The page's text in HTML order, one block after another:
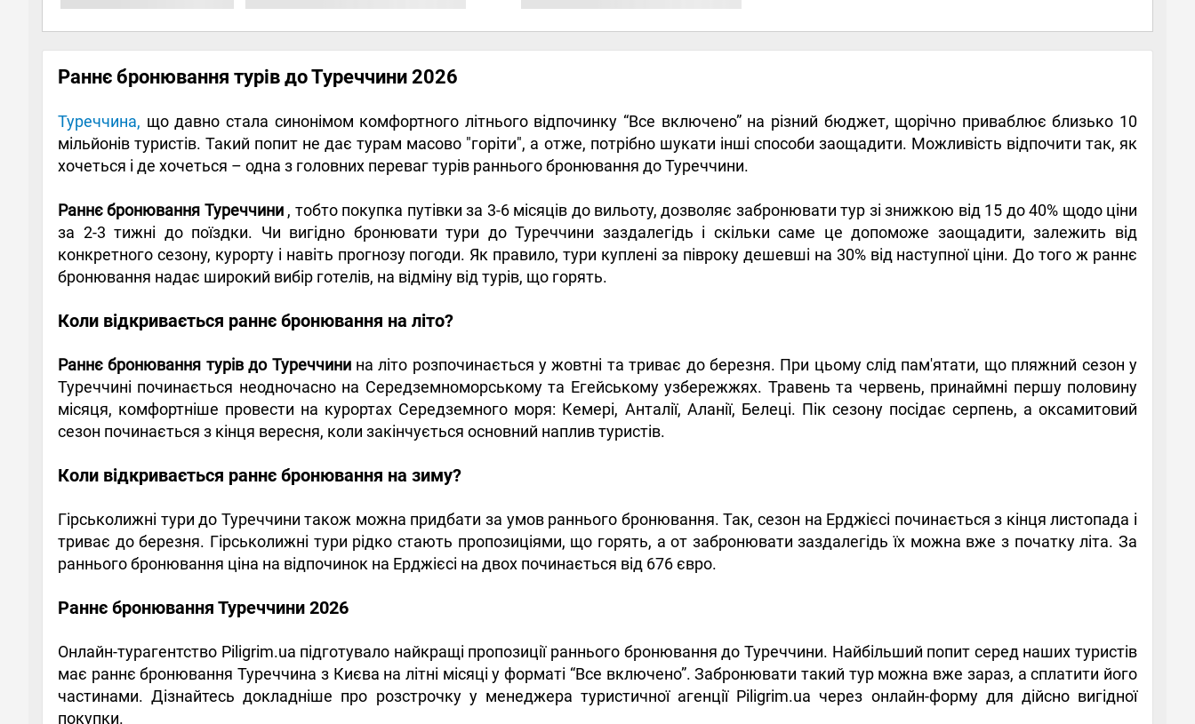
Раннє бронювання турів до Туреччини 2026
Туреччина, що давно стала синонімом комфортного літнього відпочинку “Все включено” на різний бюджет, щорічно приваблює близько 10
мільйонів туристів. Такий попит не дає турам масово "горіти", а отже, потрібно шукати інші способи заощадити. Можливість відпочити так, як
хочеться і де хочеться – одна з головних переваг турів раннього бронювання до Туреччини.
Раннє бронювання Туреччини, тобто покупка путівки за 3-6 місяців до вильоту, дозволяє забронювати тур зі знижкою від 15 до 40% щодо ціни
за 2-3 тижні до поїздки. Чи вигідно бронювати тури до Туреччини заздалегідь і скільки саме це допоможе заощадити, залежить від
конкретного сезону, курорту і навіть прогнозу погоди. Як правило, тури куплені за півроку дешевші на 30% від наступної ціни. До того ж раннє
бронювання надає широкий вибір готелів, на відміну від турів, що горять.
Коли відкривається раннє бронювання на літо?
Раннє бронювання турів до Туреччинина літо розпочинається у жовтні та триває до березня. При цьому слід пам'ятати, що пляжний сезон у
Туреччині починається неодночасно на Середземноморському та Егейському узбережжях. Травень та червень, принаймні першу половину
місяця, комфортніше провести на курортах Середземного моря: Кемері, Анталії, Аланії, Белеці. Пік сезону посідає серпень, а оксамитовий
сезон починається з кінця вересня, коли закінчується основний наплив туристів.
Коли відкривається раннє бронювання на зиму?
Гірськолижні тури до Туреччини також можна придбати за умов раннього бронювання. Так, сезон на Ерджієсі починається з кінця листопада і
триває до березня. Гірськолижні тури рідко стають пропозиціями, що горять, а от забронювати заздалегідь їх можна вже з початку літа. За
раннього бронювання ціна на відпочинок на Ерджієсі на двох починається від 676 євро.
Раннє бронювання Туреччини 2026
Онлайн-турагентство Piligrim.ua підготувало найкращі пропозиції раннього бронювання до Туреччини. Найбільший попит серед наших туристів
має раннє бронювання Туреччина з Києва на літні місяці у форматі “Все включено”. Забронювати такий тур можна вже зараз, а сплатити його
частинами. Дізнайтесь докладніше про розстрочку у менеджера туристичної агенції Piligrim.ua через онлайн-форму для дійсно вигідної
покупки.